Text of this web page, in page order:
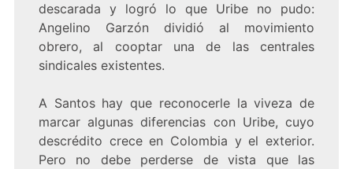
descarada y logró lo que Uribe no pudo:
Angelino Garzón dividió al movimiento
obrero, al cooptar una de las centrales
sindicales existentes.
A Santos hay que reconocerle la viveza de
marcar algunas diferencias con Uribe, cuyo
descrédito crece en Colombia y el exterior.
Pero no debe perderse de vista que las